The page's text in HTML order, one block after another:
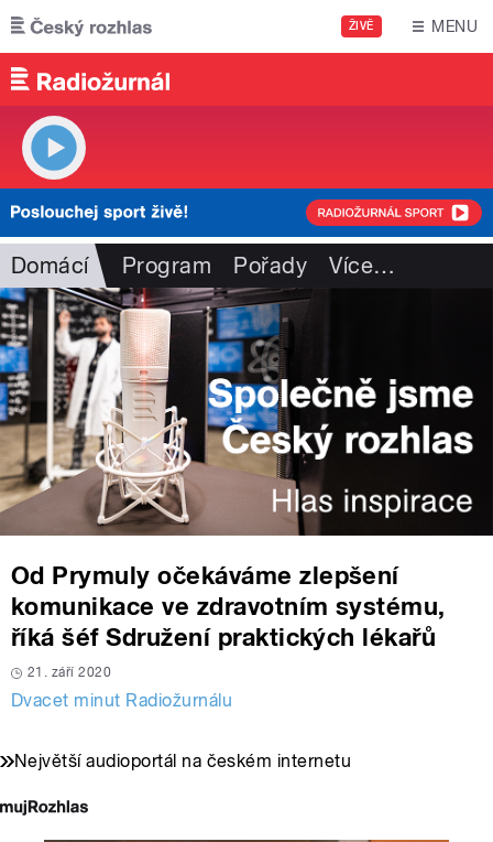
Přejít k hlavnímu obsahu
ŽIVĚ MENU
Domácí Program Pořady Více…
Od Prymuly očekáváme zlepšení
komunikace ve zdravotním systému,
říká šéf Sdružení praktických lékařů
21. září 2020
Dvacet minut Radiožurnálu
Největší audioportál na českém internetu